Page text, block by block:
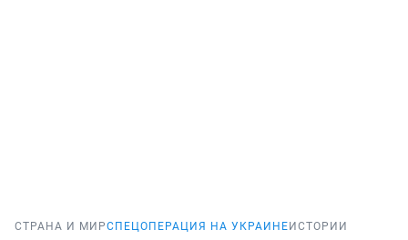
СТРАНА И МИРСПЕЦОПЕРАЦИЯ НА УКРАИНЕ ИСТОРИИ